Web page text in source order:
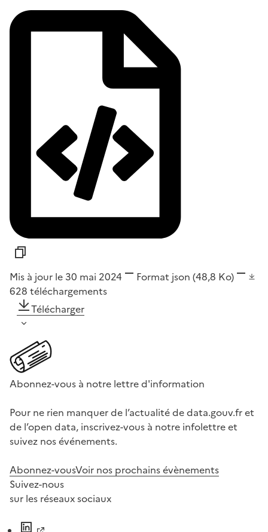
Mis à jour le 30 mai 2024 Format json (48,8 Ko)
628 téléchargements
Télécharger
Abonnez-vous à notre lettre d'information
Pour ne rien manquer de l’actualité de data.gouv.fr et
de l’open data, inscrivez-vous à notre infolettre et
suivez nos événements.
Abonnez-vousVoir nos prochains évènements
Suivez-nous
sur les réseaux sociaux